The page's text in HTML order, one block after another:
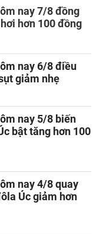
nay 7/8 đồng
hơn 100 đồng
nay 6/8 điều
giảm nhẹ
nay 5/8 biến
bật tăng hơn 100
nay 4/8 quay
Úc giảm hơn